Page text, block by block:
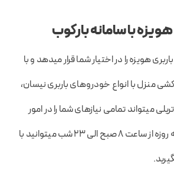
با سامانه بارکوب
هویزه را در اختیار شما قرار میدهد و با
با انواع خودروهای باربری نیسان،‌
میتواند تمامی نیازهای شما را در امور
باربری برطرف کند. همه روزه از ساعت ۸ صبح الی ۲۳ شب میتوانید با